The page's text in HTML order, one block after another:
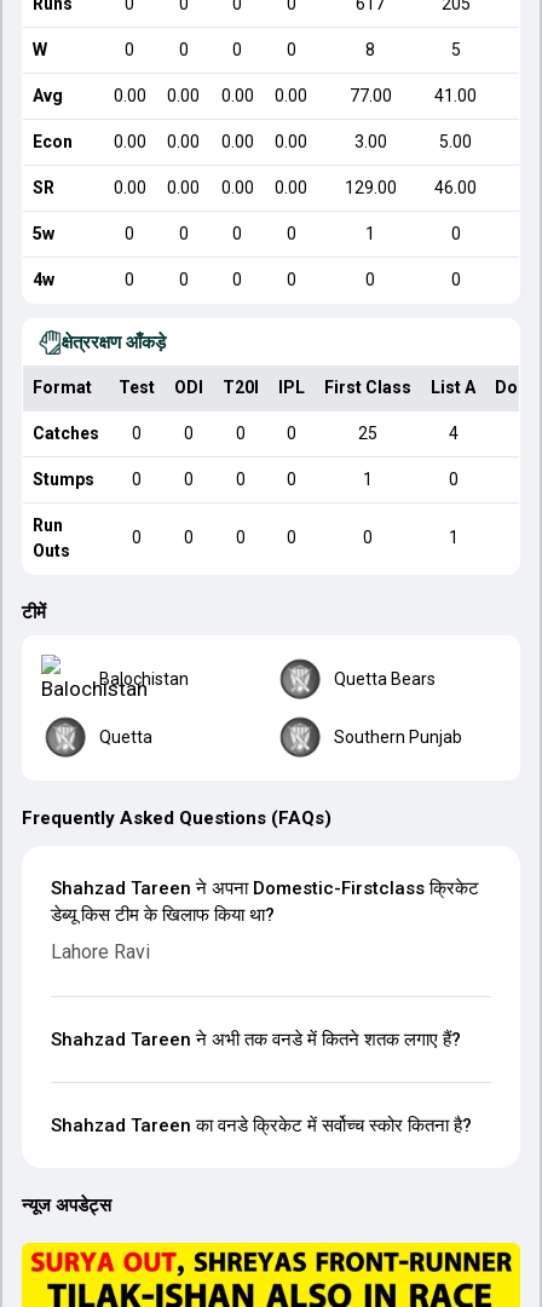
W 0 0 0 0 8 5
Avg 0.00 0.00 0.00 0.00 77.00 41.00
Econ 0.00 0.00 0.00 0.00 3.00 5.00
SR 0.00 0.00 0.00 0.00 129.00 46.00
5w 0 0 0 0 1 0
4w 0 0 0 0 0 0
क्षेत्ररक्षण आँकड़े
Format Test ODI T20I IPL First Class List A
Catches 0 0 0 0 25 4
Stumps 0 0 0 0 1 0
Run
Outs
0 0 0 0 0 1
टीमें
Balochistan Quetta Bears
Quetta Southern Punjab
Frequently Asked Questions (FAQs)
Shahzad Tareen ने अपना Domestic-Firstclass क्रिकेट
डेब्यू किस टीम के खिलाफ किया था?
Lahore Ravi
Shahzad Tareen ने अभी तक वनडे में कितने शतक लगाए हैं?
Shahzad Tareen का वनडे क्रिकेट में सर्वोच्च स्कोर कितना है?
न्यूज अपडेट्स